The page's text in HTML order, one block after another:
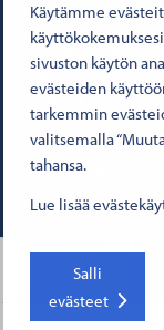
Käytämme
sivuston käytön
evästeiden
tarkemmin
valitsemalla
tahansa.
Lue lisää
Salli
evästeet
© 2026 Senaatti-
Käyttöehdot
Evästeet
Tietosuoja
Asiakirjajulkisuus